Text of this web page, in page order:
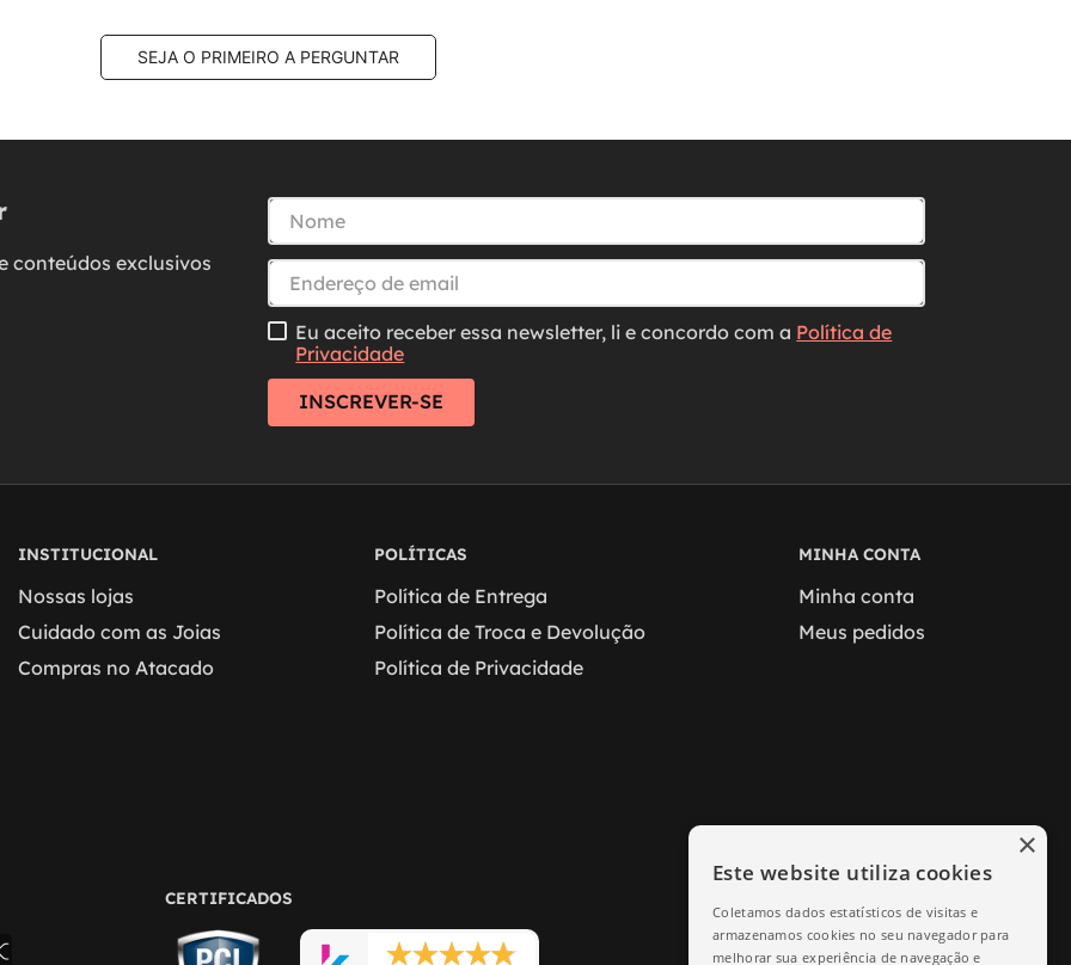
SEJA O PRIMEIRO A PERGUNTAR
conteúdos exclusivos
Eu aceito receber essa newsletter, li e concordo com a Política de
Privacidade
INSCREVER-SE
INSTITUCIONAL
Nossas lojas
Cuidado com as Joias
Compras no Atacado
POLÍTICAS
Política de Entrega
Política de Troca e Devolução
Política de Privacidade
MINHA CONTA
Minha conta
Meus pedidos
CERTIFICADOS
Este website utiliza cookies
Coletamos dados estatísticos de visitas e
armazenamos cookies no seu navegador para
melhorar sua experiência de navegação e
×